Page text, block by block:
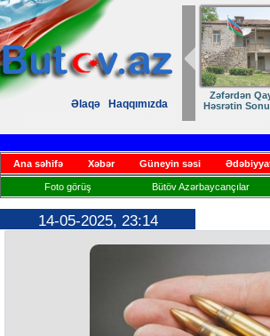
Əlaqə Haqqımızda
Dostumuza
yubiley
Ana səhifə Xəbər Güneyin səsi
Foto görüş Bütöv Azərbaycançılar
14-05-2025, 23:14